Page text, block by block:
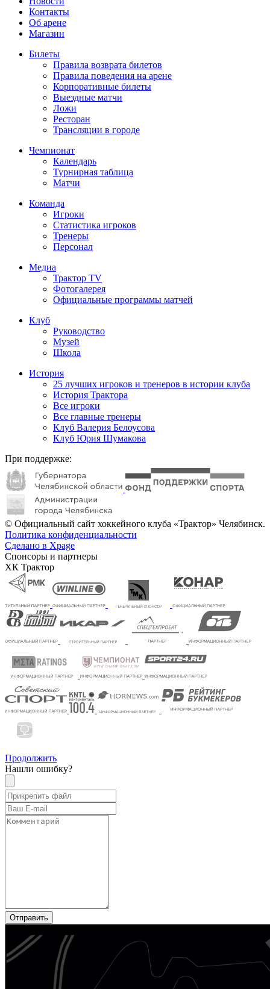
Контакты
Об арене
Магазин
Билеты
Правила возврата билетов
Правила поведения на арене
Корпоративные билеты
Выездные матчи
Ложи
Ресторан
Трансляции в городе
Чемпионат
Календарь
Турнирная таблица
Матчи
Команда
Игроки
Статистика игроков
Тренеры
Персонал
Медиа
Трактор TV
Фотогалерея
Официальные программы матчей
Клуб
Руководство
Музей
Школа
История
25 лучших игроков и тренеров в истории клуба
История Трактора
Все игроки
Все главные тренеры
Клуб Валерия Белоусова
Клуб Юрия Шумакова
При поддержке:
© Официальный сайт хоккейного клуба «Трактор» Челябинск.
Политика конфиденциальности
Сделано в Xpage
Спонсоры и партнеры
ХК Трактор
Продолжить
Нашли ошибку?